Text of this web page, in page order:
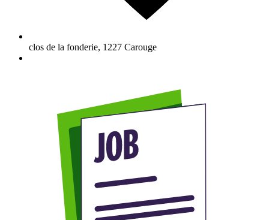
clos de la fonderie, 1227 Carouge